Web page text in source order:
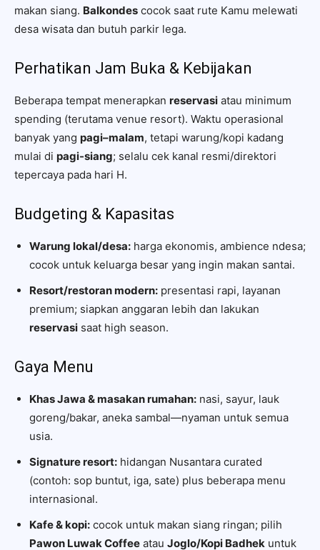
makan siang. Balkondes cocok saat rute Kamu melewati
desa wisata dan butuh parkir lega.
Perhatikan Jam Buka & Kebijakan
Beberapa tempat menerapkan reservasi atau minimum
spending (terutama venue resort). Waktu operasional
banyak yang pagi–malam, tetapi warung/kopi kadang
mulai di pagi-siang; selalu cek kanal resmi/direktori
tepercaya pada hari H.
Budgeting & Kapasitas
Warung lokal/desa: harga ekonomis, ambience ndesa;
cocok untuk keluarga besar yang ingin makan santai.
Resort/restoran modern: presentasi rapi, layanan
premium; siapkan anggaran lebih dan lakukan
reservasi saat high season.
Gaya Menu
Khas Jawa & masakan rumahan: nasi, sayur, lauk
goreng/bakar, aneka sambal—nyaman untuk semua
usia.
Signature resort: hidangan Nusantara curated
(contoh: sop buntut, iga, sate) plus beberapa menu
internasional.
Kafe & kopi: cocok untuk makan siang ringan; pilih
Pawon Luwak Coffee atau Joglo/Kopi Badhek untuk